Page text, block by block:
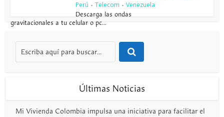
Perú • Telecom • Venezuela
Descarga las ondas
gravitacionales a tu celular o pc...
Últimas Noticias
Mi Vivienda Colombia impulsa una iniciativa para facilitar el